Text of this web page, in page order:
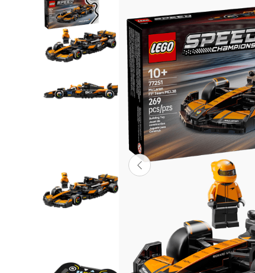
Creatividad y Arte
Figuras de Acción
Gadgets y Electrónicos
Juegos de Mesa
Lanzadores
Peluches
Vehículos y Pistas